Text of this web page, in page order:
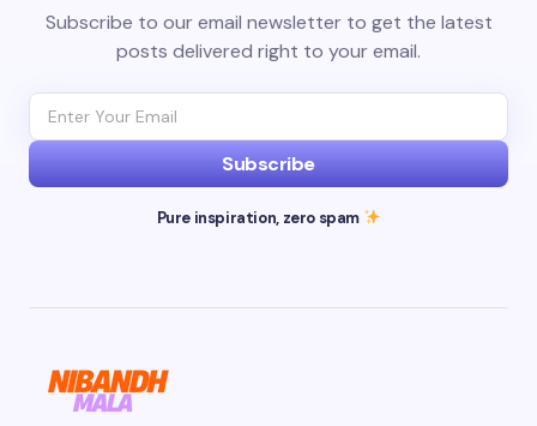
Subscribe to our email newsletter to get the latest
posts delivered right to your email.
Subscribe
Pure inspiration, zero spam